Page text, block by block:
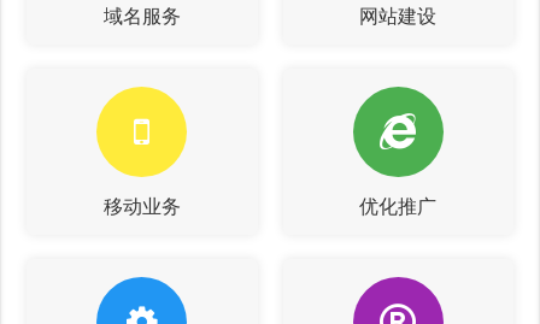
域名服务 网站建设
移动业务 优化推广